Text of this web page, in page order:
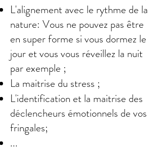
L'alignement avec le rythme de la
nature: Vous ne pouvez pas être
en super forme si vous dormez le
jour et vous vous réveillez la nuit
par exemple ;
La maitrise du stress ;
L'identification et la maitrise des
déclencheurs émotionnels de vos
fringales;
...